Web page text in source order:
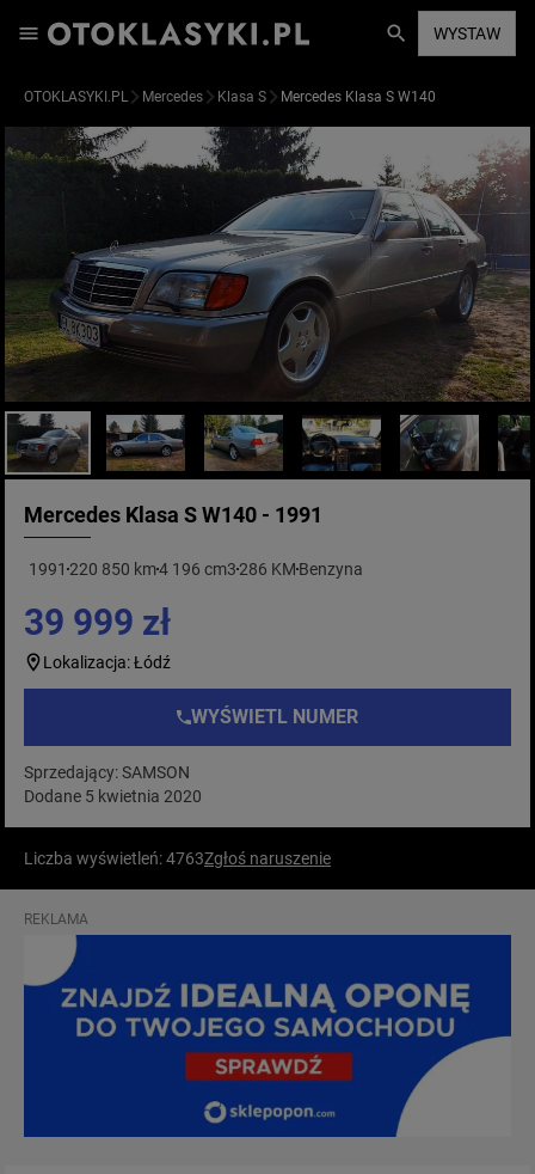
WYSTAW
OTOKLASYKI.PL Mercedes Klasa S Mercedes Klasa S W140
Mercedes Klasa S W140 - 1991
1991 220 850 km4 196 cm3286 KM Benzyna
39 999 zł
Lokalizacja: Łódź
WYŚWIETL NUMER
Sprzedający: SAMSON
Dodane 5 kwietnia 2020
Liczba wyświetleń: 4763Zgłoś naruszenie
REKLAMA